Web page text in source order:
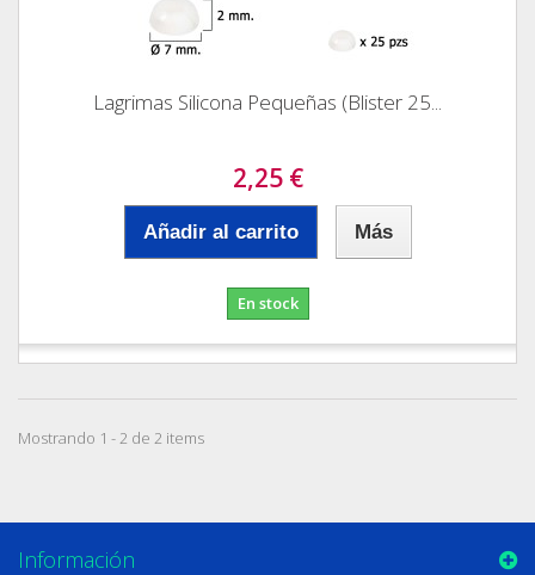
Lagrimas Silicona Pequeñas (Blister 25...
2,25 €
Añadir al carrito Más
En stock
Mostrando 1 - 2 de 2 items
Información